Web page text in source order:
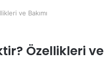
ve Bakımı
Özellikleri ve